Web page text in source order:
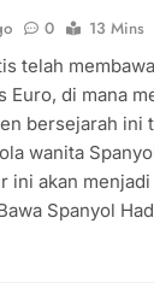
0
13 Mins
telah
Euro, di mana
bersejarah ini
wanita
ini akan
Spanyol